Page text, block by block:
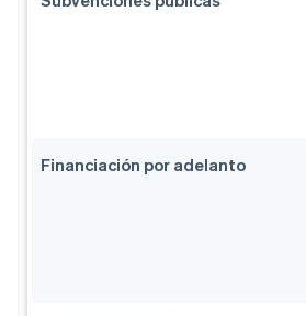
Financiación por adelanto